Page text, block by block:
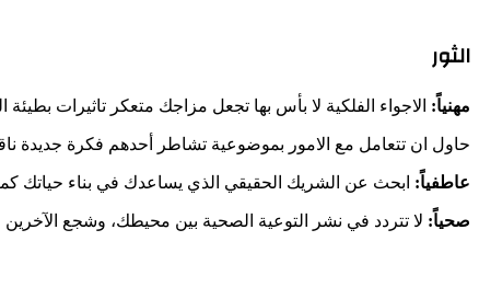
الثور
مهنياً: الاجواء الفلكية لا بأس بها تجعل مزاجك متعكر تاثيرات
حاول ان تتعامل مع الامور بموضوعية تشاطر أحدهم فكرة جديدة
عاطفياً: ابحث عن الشريك الحقيقي الذي يساعدك في بناء حياتك
صحياً: لا تتردد في نشر التوعية الصحية بين محيطك، وشجع